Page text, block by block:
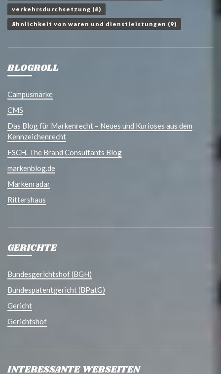
verkehrsdurchsetzung (8)
ähnlichkeit von waren und dienstleistungen (9)
BLOGROLL
Campusmarke
CMS
Das Blog für Markenrecht – Neues und Kurioses aus dem
Kennzeichenrecht
ESCH. The Brand Consultants Blog
markenblog.de
Markenradar
Rittershaus
GERICHTE
Bundesgerichtshof (BGH)
Bundespatentgericht (BPatG)
Gericht
Gerichtshof
INTERESSANTE WEBSEITEN